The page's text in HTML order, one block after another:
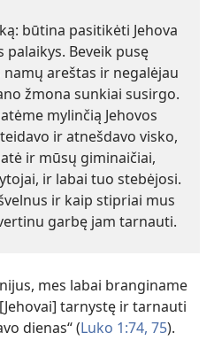
būtina pasitikėti Jehova
Beveik pusę
areštas ir negalėjau
žmona sunkiai susirgo.
mylinčią Jehovos
ir atnešdavo visko,
ir mūsų giminaičiai,
ir labai tuo stebėjosi.
ir kaip stipriai mus
garbę jam tarnauti.
mes labai branginame
tarnystę ir tarnauti
dienas“ (Luko 1:74, 75).